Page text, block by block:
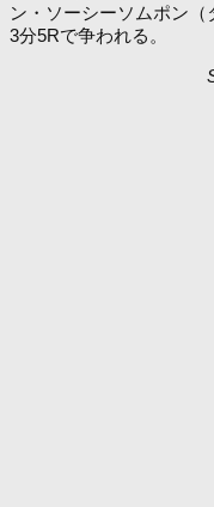
ン・ソーシーソムポン
3分5Rで争われる。